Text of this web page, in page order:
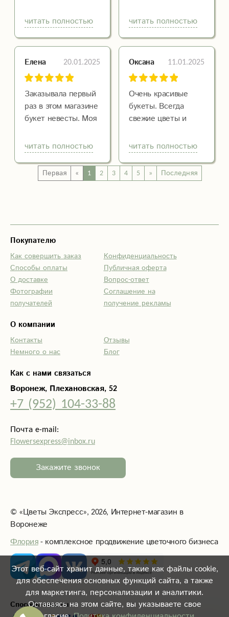
Ещё раз спасибо!
стандартный, все
сделали как я себе
представляла, хоть
мелкие
подробности.
Девушка, с которой
я разговаривала,
очень вежливая и
Ещё раз спасибо!
читать полностью
стандартный, все
сделали как я себе
представляла, хоть
мелкие
подробности.
Девушка, с которой
я разговаривала,
очень вежливая и
Ещё раз спасибо!
читать полностью
Елена 20.01.2025
Заказывала первый
раз в этом магазине
букет невесты. Моя
брала и по ее
совету заказала и я.
Мной был заказан
букет "Нежное
Спасибо вам, за
такой нежный букет
читать полностью
Оксана 11.01.2025
Очень красивые
букеты. Всегда
свежие цветы и
стоят.Уже не раз
мне муж оформлял
доставку букета из
этого магазина!
читать полностью
Первая « 1 2 3 4 5 » Последняя
Этот веб-сайт хранит данные, такие как файлы cookie,
для обеспечения основных функций сайта, а также
для маркетинга, персонализации и аналитики.
Оставаясь на этом сайте, вы указываете свое
Как с нами связаться
Воронеж, Плехановская, 52
+7 (952) 104-33-88
Почта e-mail:
Flowersexpress@inbox.ru
Закажите звонок
Покупателю
Как совершить заказ
Способы оплаты
О доставке
Фотографии
получателей
Конфиденциальность
Публичная оферта
Вопрос-ответ
Соглашение на
получение рекламы
О компании
Контакты
Немного о нас
Отзывы
Блог
© «Цветы Экспресс», 2026, Интернет-магазин в
Воронеже
Флория- комплексное продвижение цветочного бизнеса
Способы оплаты